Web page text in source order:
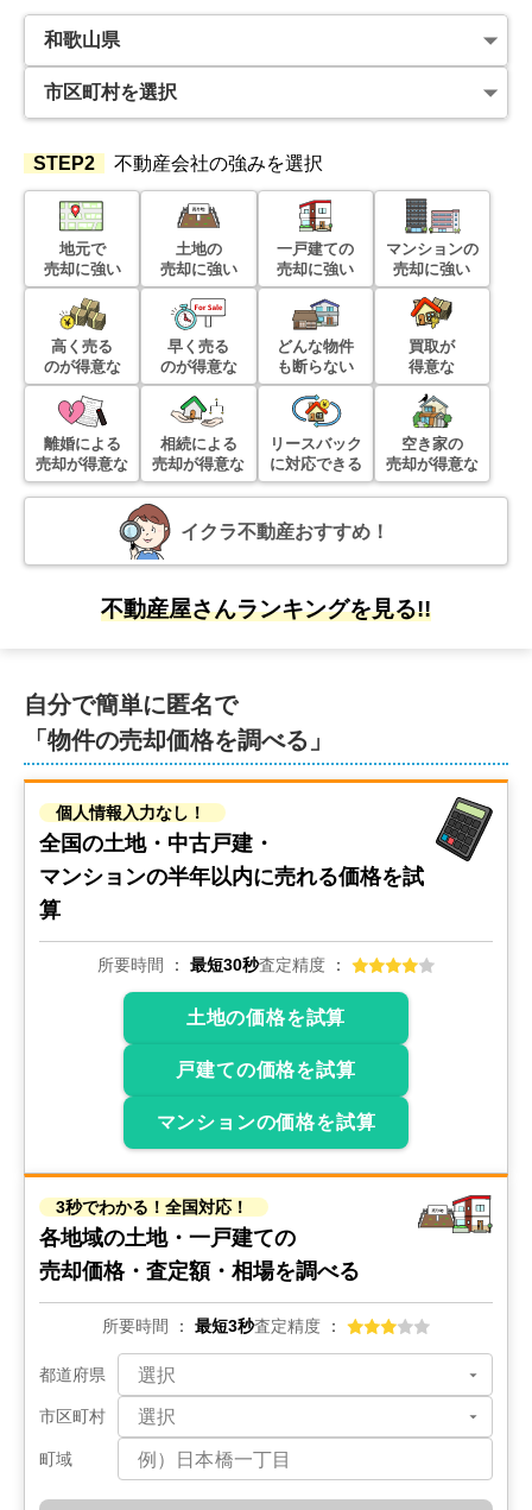
STEP2 不動産会社の強みを選択
地元で
売却に強い
土地の
売却に強い
一戸建ての
売却に強い
マンションの
売却に強い
高く売る
のが得意な
早く売る
のが得意な
どんな物件
も断らない
買取が
得意な
離婚による
売却が得意な
相続による
売却が得意な
リースバック
に対応できる
空き家の
売却が得意な
イクラ不動産おすすめ！
不動産屋さんランキングを見る!!
自分で簡単に匿名で
「物件の売却価格を調べる」
個人情報入力なし！
全国の土地・中古戸建・
マンションの半年以内に売れる価格を試
算
所要時間 最短30秒査定精度
土地の価格を試算
戸建ての価格を試算
マンションの価格を試算
3秒でわかる！全国対応！
各地域の土地・一戸建ての
売却価格・査定額・相場を調べる
所要時間 最短3秒査定精度
都道府県
市区町村
町域